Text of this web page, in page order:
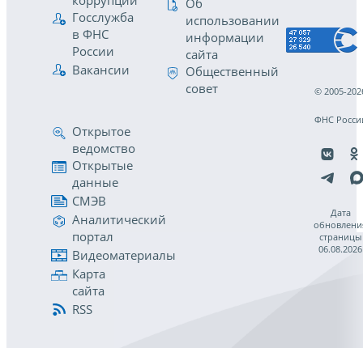
Госслужба
в ФНС
России
Вакансии
Об
использовании
информации
сайта
Общественный
совет
Открытое
ведомство
Открытые
данные
СМЭВ
Аналитический
портал
Видеоматериалы
Карта
сайта
RSS
© 2005-
ФНС
Дата
страницы
06.08.2026